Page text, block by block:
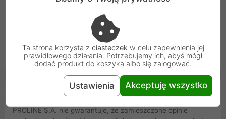
Osoba odpowiedzialna i bezpieczeństwo
Uniwersalna informacja o bezpieczeństwie
Opinie Klientów
PROLINE S.A. nie gwarantuje, że zamieszczone opinie
Ta strona korzysta z ciasteczek w celu zapewnienia jej
prawidłowego działania. Potrzebujemy ich, abyś mógł
dodać produkt do koszyka albo się zalogować.
Ustawienia Akceptuję wszystko